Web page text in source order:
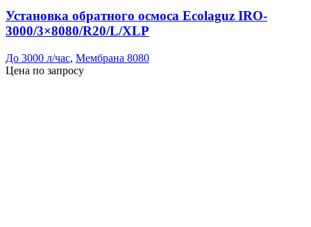
Установка обратного осмоса Ecolaguz IRO-
3000/3×8080/R20/L/XLP
До 3000 л/час, Мембрана 8080
Цена по запросу